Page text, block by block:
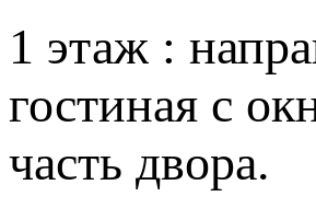
1 этаж :
гостиная с
часть двора.